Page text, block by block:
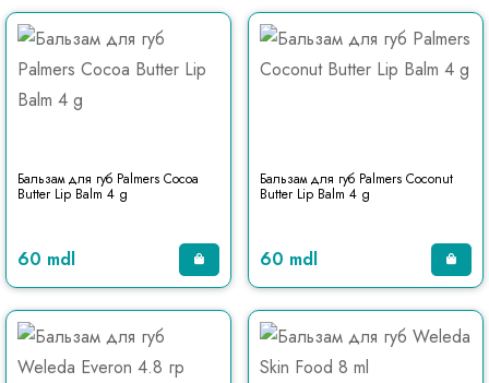
Бальзам для губ Palmers Cocoa
Butter Lip Balm 4 g
60 mdl
Бальзам для губ Palmers Coconut
Butter Lip Balm 4 g
60 mdl